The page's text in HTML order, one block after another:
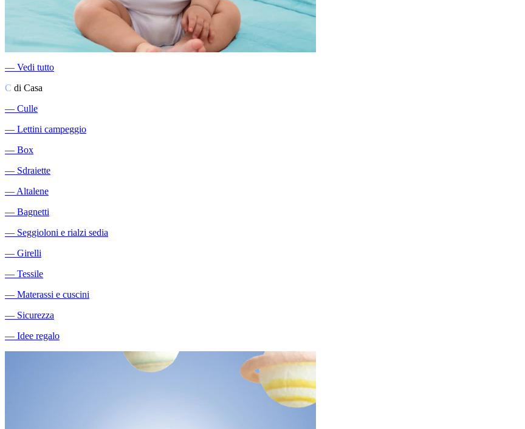
― Vedi tutto
C di Casa
― Culle
― Lettini campeggio
― Box
― Sdraiette
― Altalene
― Bagnetti
― Seggioloni e rialzi sedia
― Girelli
― Tessile
― Materassi e cuscini
― Sicurezza
― Idee regalo